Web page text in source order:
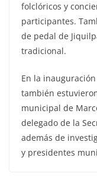
folclóricos y
participantes.
de pedal de
tradicional.
En la
también
municipal de
delegado de la
además de
y presidentes